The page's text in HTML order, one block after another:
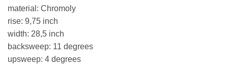
material: Chromoly
rise: 9,75 inch
width: 28,5 inch
backsweep: 11 degrees
upsweep: 4 degrees